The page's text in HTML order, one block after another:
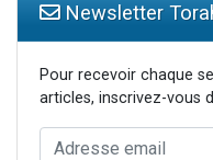
Newsletter
Pour recevoir chaque
articles, inscrivez-vous